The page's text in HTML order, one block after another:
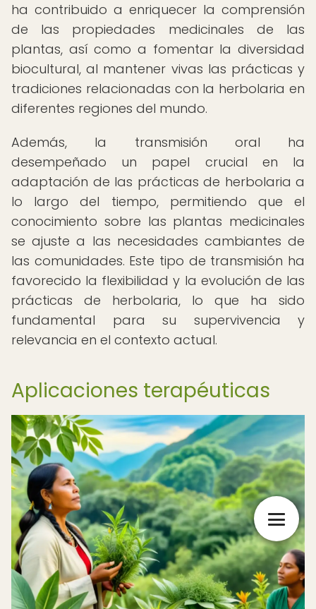
ha contribuido a enriquecer la comprensión
de las propiedades medicinales de las
plantas, así como a fomentar la diversidad
biocultural, al mantener vivas las prácticas y
tradiciones relacionadas con la herbolaria en
diferentes regiones del mundo.
Además, la transmisión oral ha
desempeñado un papel crucial en la
adaptación de las prácticas de herbolaria a
lo largo del tiempo, permitiendo que el
conocimiento sobre las plantas medicinales
se ajuste a las necesidades cambiantes de
las comunidades. Este tipo de transmisión ha
favorecido la flexibilidad y la evolución de las
prácticas de herbolaria, lo que ha sido
fundamental para su supervivencia y
relevancia en el contexto actual.
Aplicaciones terapéuticas